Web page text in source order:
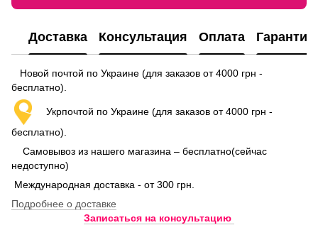
Доставка Консультация Оплата Гарантия
Новой почтой по Украине (для заказов от 4000 грн -
бесплатно).
Укрпочтой по Украине (для заказов от 4000 грн -
бесплатно).
Самовывоз из нашего магазина – бесплатно(сейчас
недоступно)
Международная доставка - от 300 грн.
Подробнее о доставке
Записаться на консультацию